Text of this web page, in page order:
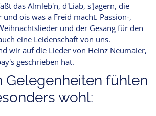
das Almleb'n, d'Liab, s'Jagern, die
und ois was a Freid macht. Passion-,
und der Gesang für den
eine Leidenschaft von uns.
wir auf die Lieder von Heinz Neumaier,
geschrieben hat.
Gelegenheiten fühlen
wohl: